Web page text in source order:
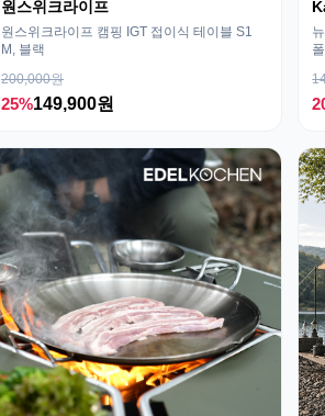
원스위크라이프
원스위크라이프 캠핑 IGT 접이식 테이블 S1
M, 블랙
200,000원
25%149,900원